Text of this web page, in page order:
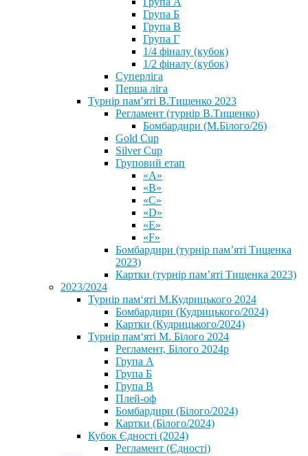
Група Б
Група В
Група Г
1/4 фіналу (кубок)
1/2 фіналу (кубок)
Суперліга
Перша ліга
Турнір пам’яті В.Тищенко 2023
Регламент (турнір В.Тищенко)
Бомбардири (М.Білого/26)
Gold Cup
Silver Cup
Груповий етап
«А»
«В»
«С»
«D»
«Е»
«F»
Бомбардири (турнір пам’яті Тищенка
2023)
Картки (турнір пам’яті Тищенка 2023)
2023/2024
⁨Турнір пам‘яті М.Кудрицького 2024
Бомбардири (Кудрицького/2024)
Картки (Кудрицького/2024)
⁨Турнір пам‘яті М. Білого 2024⁩
Регламент, Білого 2024р
Група А
Група Б
Група В
Плей-оф
Бомбардири (Білого/2024)
Картки (Білого/2024)
Кубок Єдності (2024)
Регламент (Єдності)